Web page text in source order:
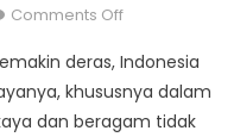
Comments Offon
Cintaku:
Menggali
Tradisi
deras, Indonesia
khususnya dalam
dan beragam tidak